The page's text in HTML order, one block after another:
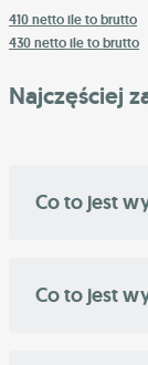
410 netto ile to brutto
430 netto ile to brutto
Najczęściej
Co to jest
Co to jest